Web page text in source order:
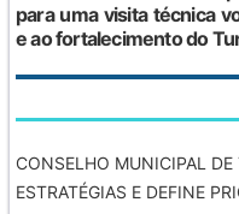
para uma visita técnica
e ao fortalecimento do
CONSELHO MUNICIPAL DE
ESTRATÉGIAS E DEFINE